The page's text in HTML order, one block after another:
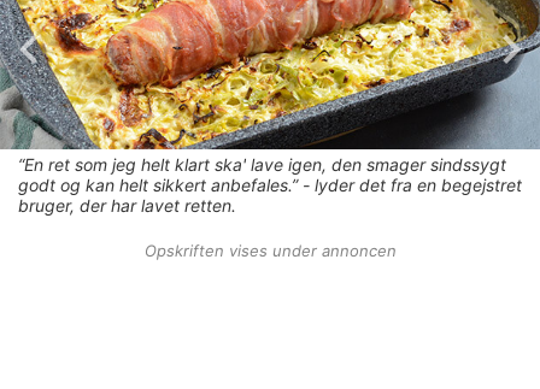
“En ret som jeg helt klart ska' lave igen, den smager sindssygt
godt og kan helt sikkert anbefales.” - lyder det fra en begejstret
bruger, der har lavet retten.
Opskriften vises under annoncen